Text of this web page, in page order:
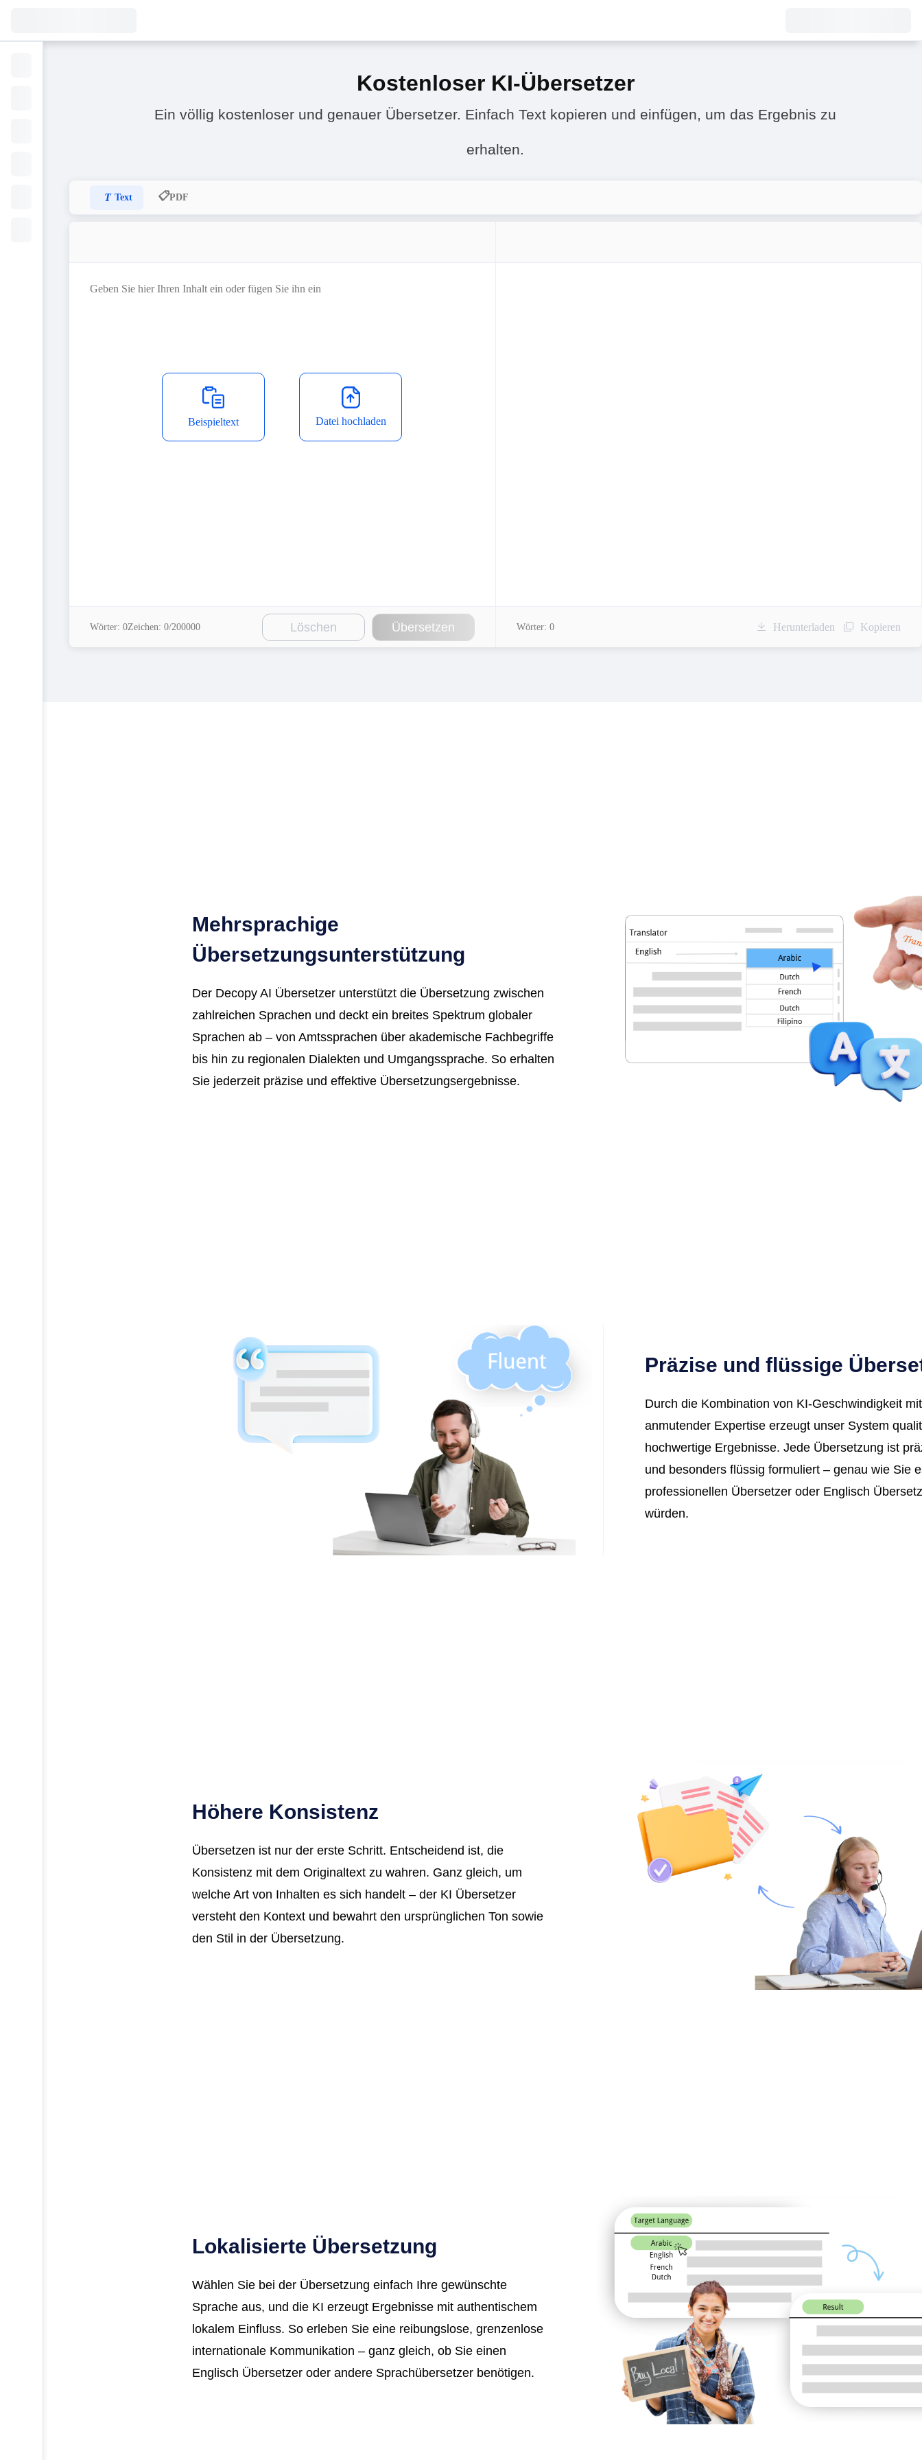
Kostenloser KI-Übersetzer
Ein völlig kostenloser und genauer Übersetzer. Einfach Text kopieren und einfügen, um das Ergebnis zu
erhalten.
T Text 📋PDF
Beispieltext Datei hochladen
Wörter: 0Zeichen: 0/200000 Löschen Übersetzen Wörter: 0 Herunterladen Kopieren
Mehrsprachige
Übersetzungsunterstützung
Der Decopy AI Übersetzer unterstützt die Übersetzung zwischen
zahlreichen Sprachen und deckt ein breites Spektrum globaler
Sprachen ab – von Amtssprachen über akademische Fachbegriffe
bis hin zu regionalen Dialekten und Umgangssprache. So erhalten
Sie jederzeit präzise und effektive Übersetzungsergebnisse.
Präzise und flüssige
Durch die Kombination von KI-Geschwindigkeit
anmutender Expertise erzeugt unser System
hochwertige Ergebnisse. Jede Übersetzung ist
und besonders flüssig formuliert – genau wie Sie
professionellen Übersetzer oder Englisch
würden.
Höhere Konsistenz
Übersetzen ist nur der erste Schritt. Entscheidend ist, die
Konsistenz mit dem Originaltext zu wahren. Ganz gleich, um
welche Art von Inhalten es sich handelt – der KI Übersetzer
versteht den Kontext und bewahrt den ursprünglichen Ton sowie
den Stil in der Übersetzung.
Lokalisierte Übersetzung
Wählen Sie bei der Übersetzung einfach Ihre gewünschte
Sprache aus, und die KI erzeugt Ergebnisse mit authentischem
lokalem Einfluss. So erleben Sie eine reibungslose, grenzenlose
internationale Kommunikation – ganz gleich, ob Sie einen
Englisch Übersetzer oder andere Sprachübersetzer benötigen.